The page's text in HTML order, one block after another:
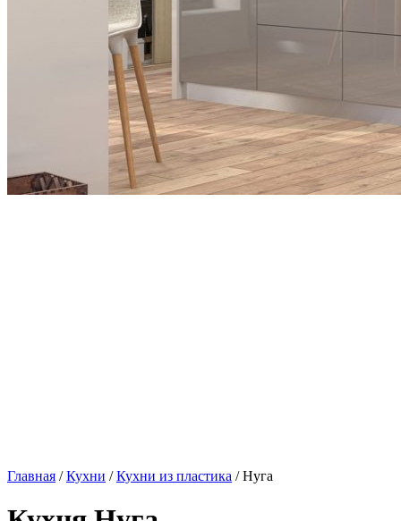
Главная /Кухни /Кухни из пластика / Нуга